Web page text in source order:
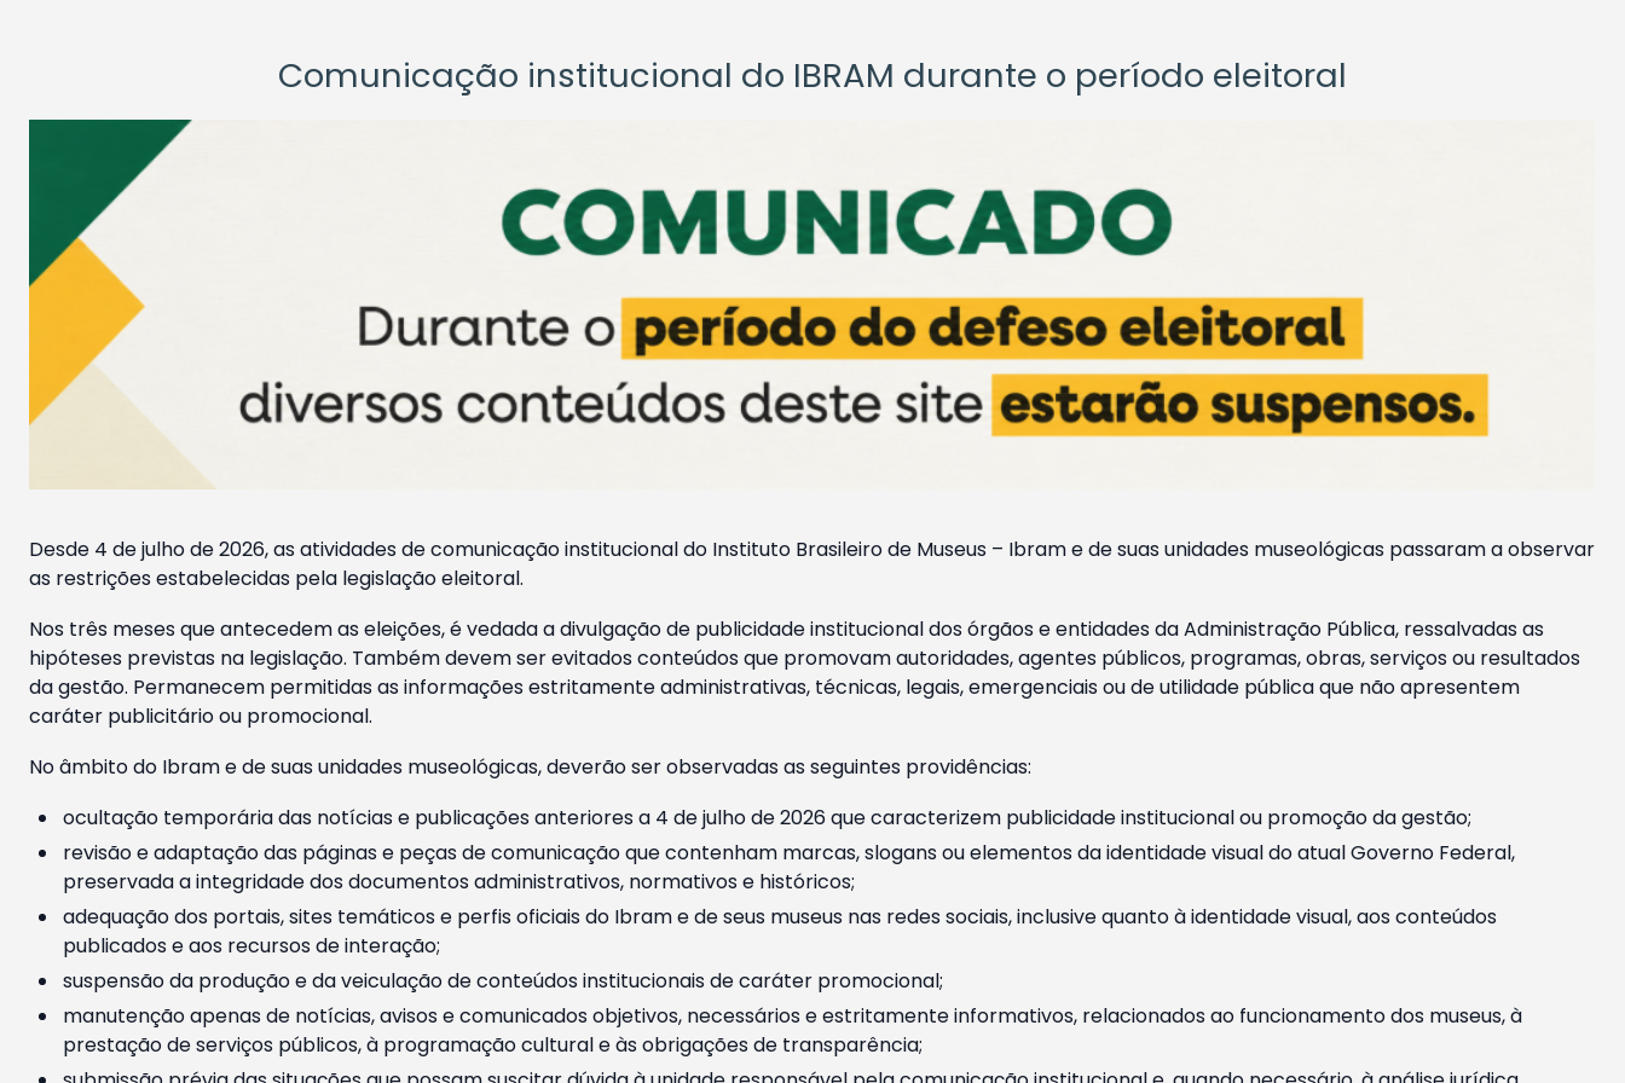
Comunicação institucional do IBRAM durante o período eleitoral
Desde 4 de julho de 2026, as atividades de comunicação institucional do Instituto Brasileiro de Museus – Ibram e de suas unidades museológicas passaram a observar
as restrições estabelecidas pela legislação eleitoral.
Nos três meses que antecedem as eleições, é vedada a divulgação de publicidade institucional dos órgãos e entidades da Administração Pública, ressalvadas as
hipóteses previstas na legislação. Também devem ser evitados conteúdos que promovam autoridades, agentes públicos, programas, obras, serviços ou resultados
da gestão. Permanecem permitidas as informações estritamente administrativas, técnicas, legais, emergenciais ou de utilidade pública que não apresentem
caráter publicitário ou promocional.
No âmbito do Ibram e de suas unidades museológicas, deverão ser observadas as seguintes providências:
ocultação temporária das notícias e publicações anteriores a 4 de julho de 2026 que caracterizem publicidade institucional ou promoção da gestão;
revisão e adaptação das páginas e peças de comunicação que contenham marcas, slogans ou elementos da identidade visual do atual Governo Federal,
preservada a integridade dos documentos administrativos, normativos e históricos;
adequação dos portais, sites temáticos e perfis oficiais do Ibram e de seus museus nas redes sociais, inclusive quanto à identidade visual, aos conteúdos
publicados e aos recursos de interação;
suspensão da produção e da veiculação de conteúdos institucionais de caráter promocional;
manutenção apenas de notícias, avisos e comunicados objetivos, necessários e estritamente informativos, relacionados ao funcionamento dos museus, à
prestação de serviços públicos, à programação cultural e às obrigações de transparência;